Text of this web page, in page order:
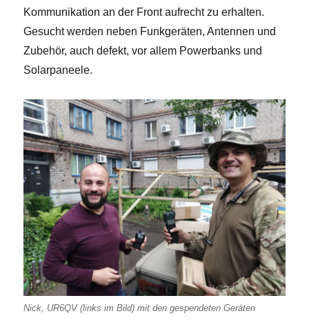
Kommunikation an der Front aufrecht zu erhalten.
Gesucht werden neben Funkgeräten, Antennen und
Zubehör, auch defekt, vor allem Powerbanks und
Solarpaneele.
Nick, UR6QV (links im Bild) mit den gespendeten Geräten